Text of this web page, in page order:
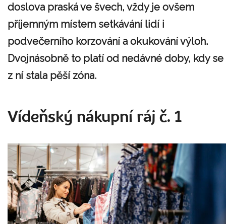
doslova praská ve švech, vždy je ovšem
příjemným místem setkávání lidí i
podvečerního korzování a okukování výloh.
Dvojnásobně to platí od nedávné doby, kdy se
z ní stala pěší zóna.
Vídeňský nákupní ráj č. 1